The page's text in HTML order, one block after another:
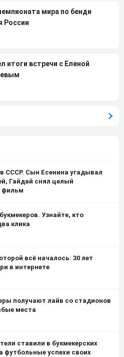
мира по бенди
России
итоги встречи с Еленой
СССР. Сын Есенина угадывал
Гайдай снял целый
фильм
Узнайте, кто
клика
всё началось: 30 лет
в интернете
получают лайв со стадионов
места
ставили в букмекерских
футбольные успехи своих